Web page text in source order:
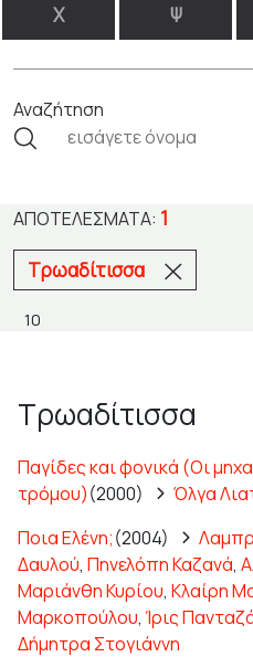
Χ Ψ
Αναζήτηση
ΑΠΟΤΕΛΈΣΜΑΤΑ: 1
Τρωαδίτισσα
Τρωαδίτισσα
Παγίδες και φονικά (Οι
τρόμου)(2000)
Όλγα
Ποια Ελένη;(2004)
Δαυλού, Πηνελόπη Καζανά,
Μαριάνθη Κυρίου, Κλαίρη
Μαρκοπούλου, Ίρις
Δήμητρα Στογιάννη